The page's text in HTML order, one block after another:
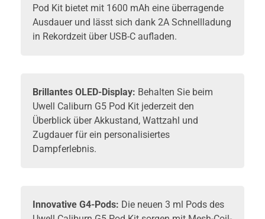
Pod Kit bietet mit 1600 mAh eine überragende
Ausdauer und lässt sich dank 2A Schnellladung
in Rekordzeit über USB-C aufladen.
Brillantes OLED-Display: Behalten Sie beim
Uwell Caliburn G5 Pod Kit jederzeit den
Überblick über Akkustand, Wattzahl und
Zugdauer für ein personalisiertes
Dampferlebnis.
Innovative G4-Pods: Die neuen 3 ml Pods des